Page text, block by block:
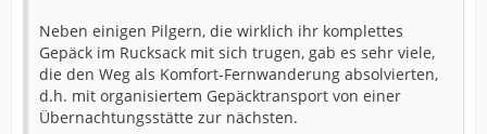
Neben einigen Pilgern, die wirklich ihr komplettes
Gepäck im Rucksack mit sich trugen, gab es sehr viele,
die den Weg als Komfort-Fernwanderung absolvierten,
d.h. mit organisiertem Gepäcktransport von einer
Übernachtungsstätte zur nächsten.